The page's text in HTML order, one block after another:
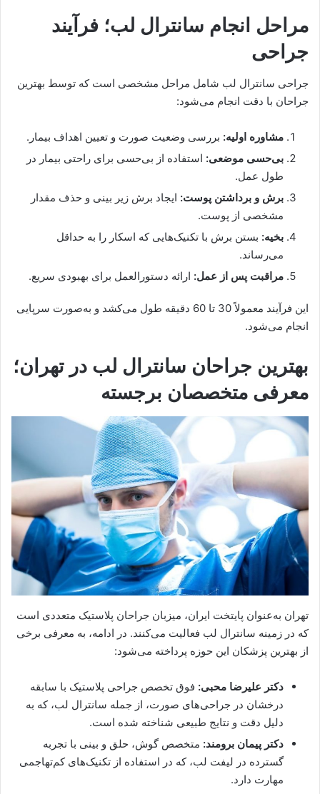
مراحل انجام سانترال لب؛ فرآیند
جراحی
جراحی سانترال لب شامل مراحل مشخصی است که توسط بهترین
جراحان با دقت انجام می‌شود:
مشاوره اولیه: بررسی وضعیت صورت و تعیین اهداف بیمار.
بی‌حسی موضعی: استفاده از بی‌حسی برای راحتی بیمار در
طول عمل.
برش و برداشتن پوست: ایجاد برش زیر بینی و حذف مقدار
مشخصی از پوست.
بخیه: بستن برش با تکنیک‌هایی که اسکار را به حداقل
می‌رساند.
مراقبت پس از عمل: ارائه دستورالعمل برای بهبودی سریع.
این فرآیند معمولاً 30 تا 60 دقیقه طول می‌کشد و به‌صورت سرپایی
انجام می‌شود.
بهترین جراحان سانترال لب در تهران؛
معرفی متخصصان برجسته
تهران به‌عنوان پایتخت ایران، میزبان جراحان پلاستیک متعددی است
که در زمینه سانترال لب فعالیت می‌کنند. در ادامه، به معرفی برخی
از بهترین پزشکان این حوزه پرداخته می‌شود:
دکتر علیرضا محبی: فوق تخصص جراحی پلاستیک با سابقه
درخشان در جراحی‌های صورت، از جمله سانترال لب، که به
دلیل دقت و نتایج طبیعی شناخته شده است.
دکتر پیمان برومند: متخصص گوش، حلق و بینی با تجربه
گسترده در لیفت لب، که در استفاده از تکنیک‌های کم‌تهاجمی
مهارت دارد.